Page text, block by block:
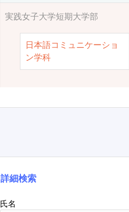
実践女子大学短期大学部
日本語コミュニケーショ
ン学科
詳細検索
氏名